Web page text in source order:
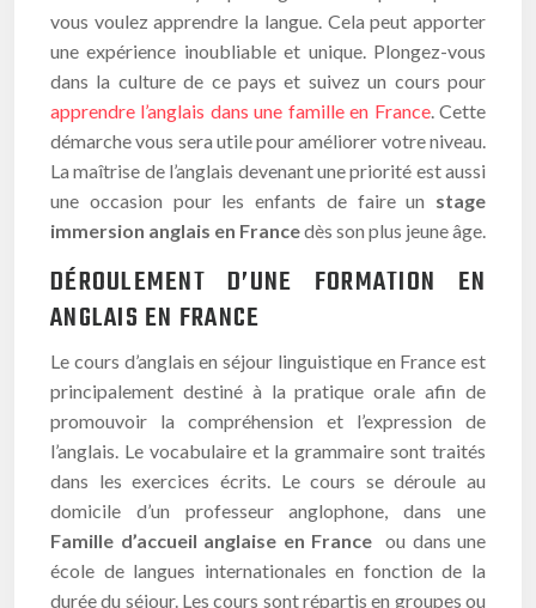
vous voulez apprendre la langue. Cela peut apporter
une expérience inoubliable et unique. Plongez-vous
dans la culture de ce pays et suivez un cours pour
apprendre l’anglais dans une famille en France. Cette
démarche vous sera utile pour améliorer votre niveau.
La maîtrise de l’anglais devenant une priorité est aussi
une occasion pour les enfants de faire un stage
immersion anglais en Francedès son plus jeune âge.
DÉROULEMENT D’UNE FORMATION EN
ANGLAIS EN FRANCE
Le cours d’anglais en séjour linguistique en France est
principalement destiné à la pratique orale afin de
promouvoir la compréhension et l’expression de
l’anglais. Le vocabulaire et la grammaire sont traités
dans les exercices écrits. Le cours se déroule au
domicile d’un professeur anglophone, dans une
Famille d’accueil anglaise en France ou dans une
école de langues internationales en fonction de la
durée du séjour. Les cours sont répartis en groupes ou